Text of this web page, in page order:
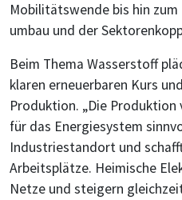
Mobilitätswende bis hin
umbau und der
Beim Thema Wasserstoff
klaren erneuerbaren Kurs
Produktion. „Die
für das Energiesystem
Industriestandort und
Arbeitsplätze. Heimische
Netze und steigern